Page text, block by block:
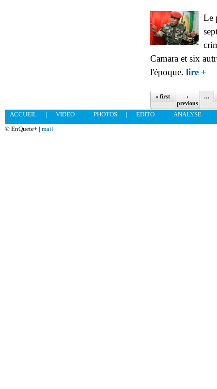
Le
Camara et six
l'époque. lire +
Pages
« first
‹
previous
…
ACCUEIL | VIDEO | PHOTOS | EDITO | ANALYSE
|
© EnQuete+ | mail